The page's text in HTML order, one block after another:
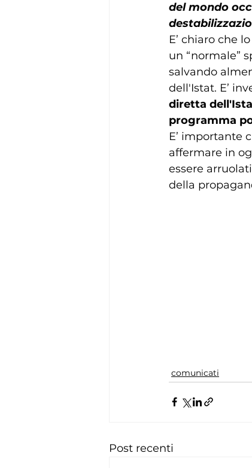
del mondo
E’ chiaro che
un “normale”
salvando
dell'Istat. E’
diretta
programma
E’ importante
affermare in
essere
della
comunicati
Post recenti